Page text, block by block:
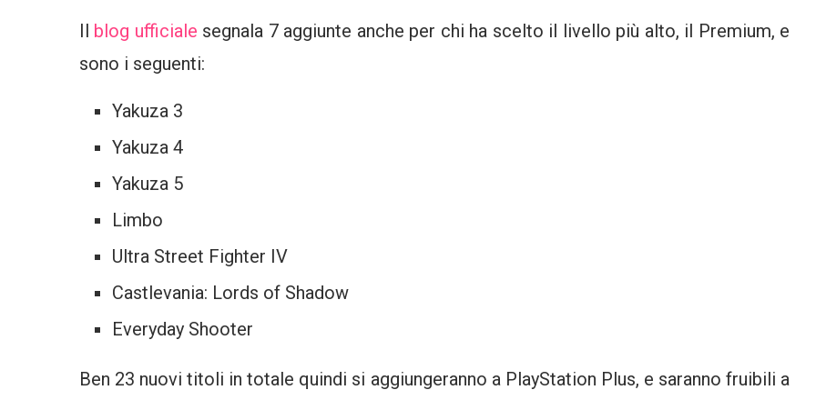
Il blog ufficiale segnala 7 aggiunte anche per chi ha scelto il livello più alto, il Premium, e
sono i seguenti:
Yakuza 3
Yakuza 4
Yakuza 5
Limbo
Ultra Street Fighter IV
Castlevania: Lords of Shadow
Everyday Shooter
Ben 23 nuovi titoli in totale quindi si aggiungeranno a PlayStation Plus, e saranno fruibili a